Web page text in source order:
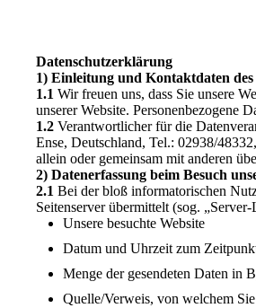
Datenschutzerklärung
1) Einleitung und Kontaktdaten
1.1 Wir freuen uns, dass Sie unsere
unserer Website. Personenbezogene
1.2 Verantwortlicher für die
Ense, Deutschland, Tel.: 02938/
allein oder gemeinsam mit anderen
2) Datenerfassung beim Besuch
2.1 Bei der bloß informatorischen
Seitenserver übermittelt (sog.
Unsere besuchte Website
Datum und Uhrzeit zum
Menge der gesendeten Daten in
Quelle/Verweis, von welchem